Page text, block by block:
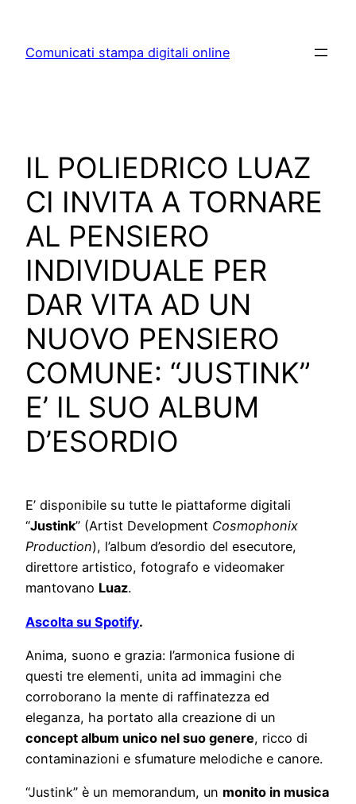
content
Comunicati stampa digitali online
IL POLIEDRICO LUAZ
CI INVITA A TORNARE
AL PENSIERO
INDIVIDUALE PER
DAR VITA AD UN
NUOVO PENSIERO
COMUNE: “JUSTINK”
E’ IL SUO ALBUM
D’ESORDIO
E’ disponibile su tutte le piattaforme digitali
“Justink” (Artist Development Cosmophonix
Production), l’album d’esordio del esecutore,
direttore artistico, fotografo e videomaker
mantovano Luaz.
Ascolta su Spotify.
Anima, suono e grazia: l’armonica fusione di
questi tre elementi, unita ad immagini che
corroborano la mente di raffinatezza ed
eleganza, ha portato alla creazione di un
concept album unico nel suo genere, ricco di
contaminazioni e sfumature melodiche e canore.
“Justink” è un memorandum, un monito in musica